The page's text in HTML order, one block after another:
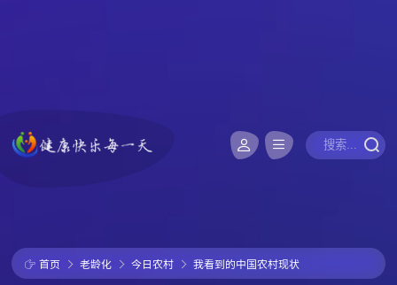
首页 老龄化 今日农村 我看到的中国农村现状